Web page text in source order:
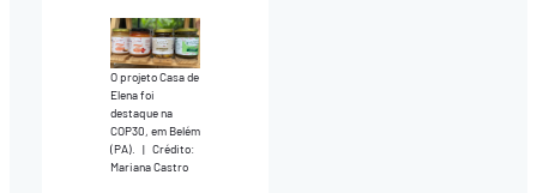
O projeto Casa de
Elena foi
destaque na
COP30, em Belém
(PA).
| Crédito:
Mariana Castro